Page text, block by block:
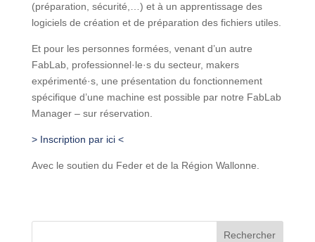
(préparation, sécurité,…) et à un apprentissage des
logiciels de création et de préparation des fichiers utiles.
Et pour les personnes formées, venant d’un autre
FabLab, professionnel·le·s du secteur, makers
expérimenté·s, une présentation du fonctionnement
spécifique d’une machine est possible par notre FabLab
Manager – sur réservation.
> Inscription par ici <
Avec le soutien du Feder et de la Région Wallonne.